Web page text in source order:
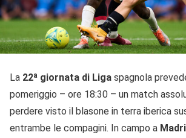
La 22ª giornata di Liga spagnola
pomeriggio – ore 18:30 – un match
perdere visto il blasone in terra iberica
entrambe le compagini. In campo a